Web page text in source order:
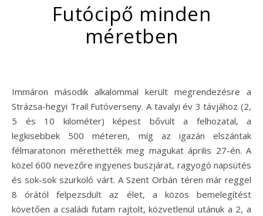
Futócipő minden
méretben
Immáron második alkalommal került megrendezésre a
Strázsa-hegyi Trail Futóverseny. A tavalyi év 3 távjához (2,
5 és 10 kilométer) képest bővült a felhozatal, a
legkisebbek 500 méteren, míg az igazán elszántak
félmaratonon mérethették meg magukat április 27-én. A
közel 600 nevezőre ingyenes buszjárat, ragyogó napsütés
és sok-sok szurkoló várt. A Szent Orbán téren már reggel
8 órától felpezsdült az élet, a közös bemelegítést
követően a családi futam rajtolt, közvetlenül utánuk a 2, a